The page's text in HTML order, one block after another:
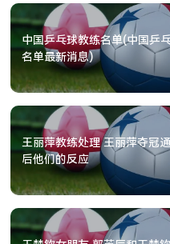
中国乒乓球教练名单(中国乒
名单最新消息)
王丽萍教练处理 王丽萍夺冠
后他们的反应